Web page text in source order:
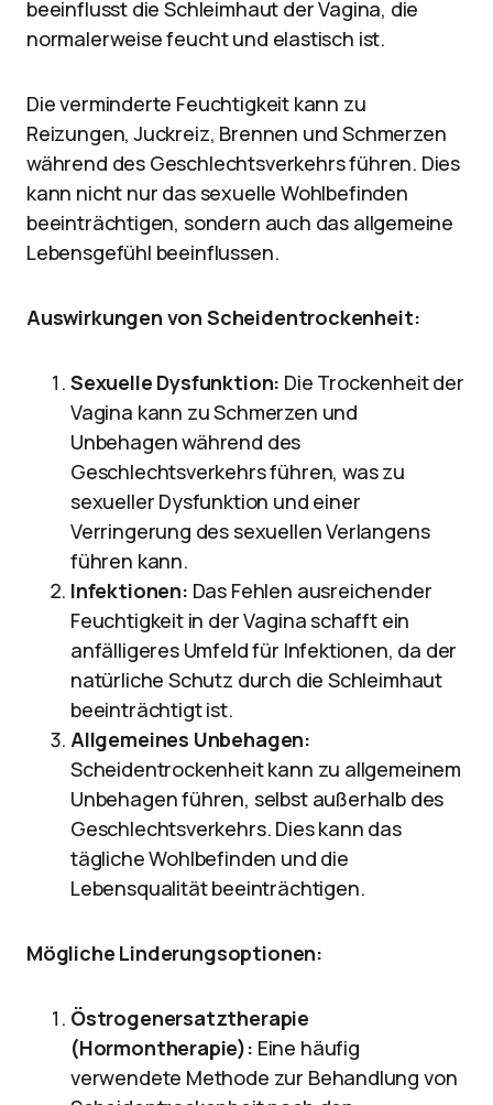
beeinflusst die Schleimhaut der Vagina, die
normalerweise feucht und elastisch ist.
Die verminderte Feuchtigkeit kann zu
Reizungen, Juckreiz, Brennen und Schmerzen
während des Geschlechtsverkehrs führen. Dies
kann nicht nur das sexuelle Wohlbefinden
beeinträchtigen, sondern auch das allgemeine
Lebensgefühl beeinflussen.
Auswirkungen von Scheidentrockenheit:
Sexuelle Dysfunktion: Die Trockenheit der
Vagina kann zu Schmerzen und
Unbehagen während des
Geschlechtsverkehrs führen, was zu
sexueller Dysfunktion und einer
Verringerung des sexuellen Verlangens
führen kann.
Infektionen: Das Fehlen ausreichender
Feuchtigkeit in der Vagina schafft ein
anfälligeres Umfeld für Infektionen, da der
natürliche Schutz durch die Schleimhaut
beeinträchtigt ist.
Allgemeines Unbehagen:
Scheidentrockenheit kann zu allgemeinem
Unbehagen führen, selbst außerhalb des
Geschlechtsverkehrs. Dies kann das
tägliche Wohlbefinden und die
Lebensqualität beeinträchtigen.
Mögliche Linderungsoptionen:
Östrogenersatztherapie
(Hormontherapie): Eine häufig
verwendete Methode zur Behandlung von